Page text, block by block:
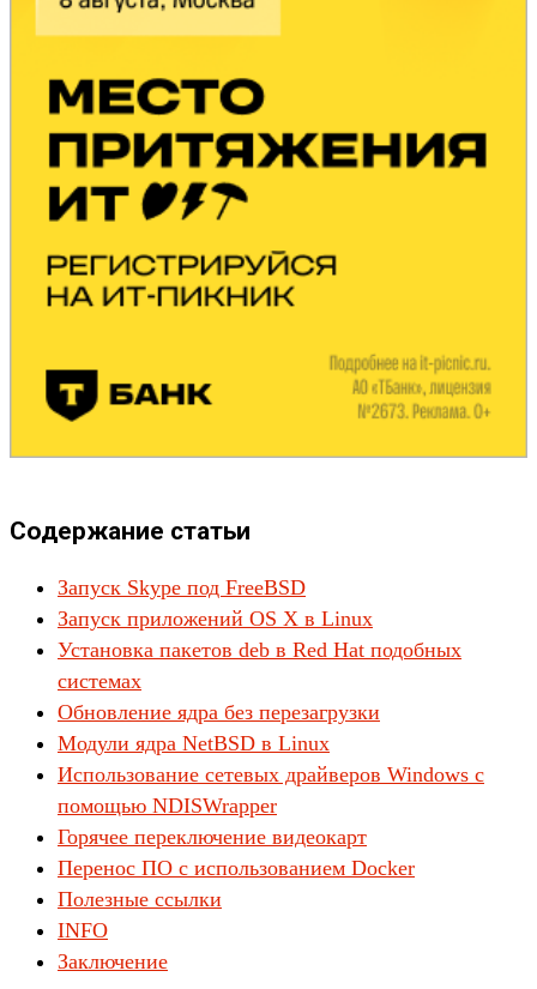
Содержание статьи
Запуск Skype под FreeBSD
Запуск приложений OS X в Linux
Установка пакетов deb в Red Hat подобных
системах
Обновление ядра без перезагрузки
Модули ядра NetBSD в Linux
Использование сетевых драйверов Windows с
помощью NDISWrapper
Горячее переключение видеокарт
Перенос ПО с использованием Docker
Полезные ссылки
INFO
Заключение